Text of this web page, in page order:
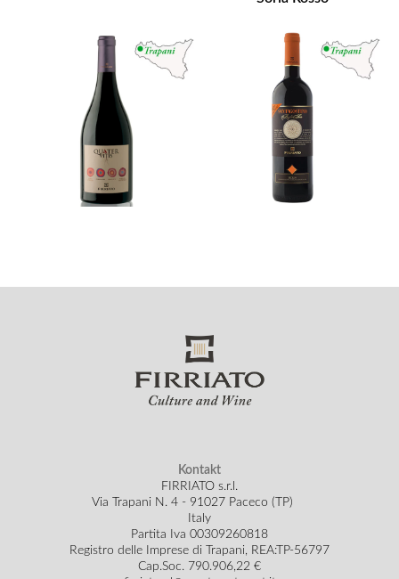
Kontakt
FIRRIATO s.r.l.
Via Trapani N. 4 - 91027 Paceco (TP)
Italy
Partita Iva 00309260818
Registro delle Imprese di Trapani, REA:TP-56797
Cap.Soc. 790.906,22 €